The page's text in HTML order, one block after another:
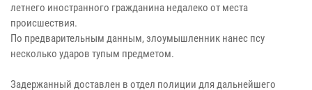
летнего иностранного гражданина недалеко от места
происшествия.
По предварительным данным, злоумышленник нанес псу
несколько ударов тупым предметом.
Задержанный доставлен в отдел полиции для дальнейшего